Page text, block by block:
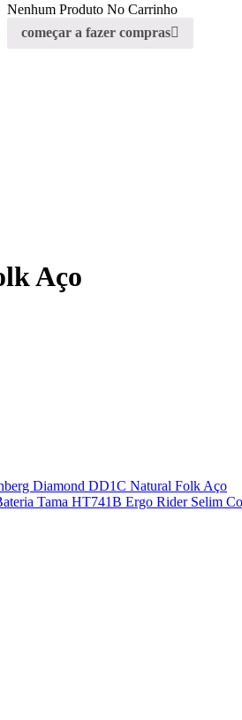
Nenhum Produto No Carrinho
começar a fazer compras
Aço
Diamond DD1C Natural Folk Aço
Tama HT741B Ergo Rider Selim